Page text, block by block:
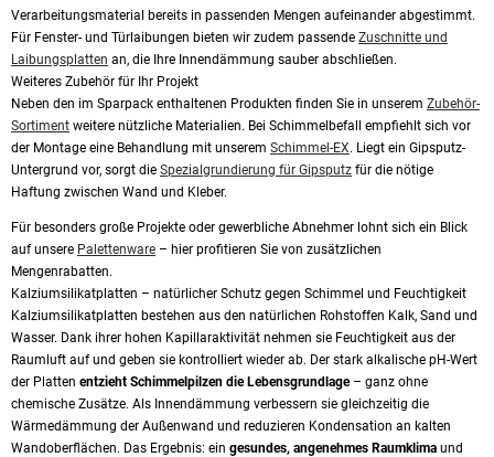
Verarbeitungsmaterial bereits in passenden Mengen aufeinander abgestimmt.
Für Fenster- und Türlaibungen bieten wir zudem passende Zuschnitte und
Laibungsplatten an, die Ihre Innendämmung sauber abschließen.
Weiteres Zubehör für Ihr Projekt
Neben den im Sparpack enthaltenen Produkten finden Sie in unserem Zubehör-
Sortiment weitere nützliche Materialien. Bei Schimmelbefall empfiehlt sich vor
der Montage eine Behandlung mit unserem Schimmel-EX. Liegt ein Gipsputz-
Untergrund vor, sorgt die Spezialgrundierung für Gipsputz für die nötige
Haftung zwischen Wand und Kleber.
Für besonders große Projekte oder gewerbliche Abnehmer lohnt sich ein Blick
auf unsere Palettenware – hier profitieren Sie von zusätzlichen
Mengenrabatten.
Kalziumsilikatplatten – natürlicher Schutz gegen Schimmel und Feuchtigkeit
Kalziumsilikatplatten bestehen aus den natürlichen Rohstoffen Kalk, Sand und
Wasser. Dank ihrer hohen Kapillaraktivität nehmen sie Feuchtigkeit aus der
Raumluft auf und geben sie kontrolliert wieder ab. Der stark alkalische pH-Wert
der Platten entzieht Schimmelpilzen die Lebensgrundlage– ganz ohne
chemische Zusätze. Als Innendämmung verbessern sie gleichzeitig die
Wärmedämmung der Außenwand und reduzieren Kondensation an kalten
Wandoberflächen. Das Ergebnis: ein gesundes, angenehmes Raumklima und